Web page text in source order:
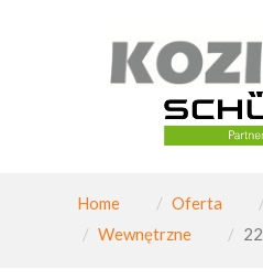
Home Oferta
Wewnętrzne
22